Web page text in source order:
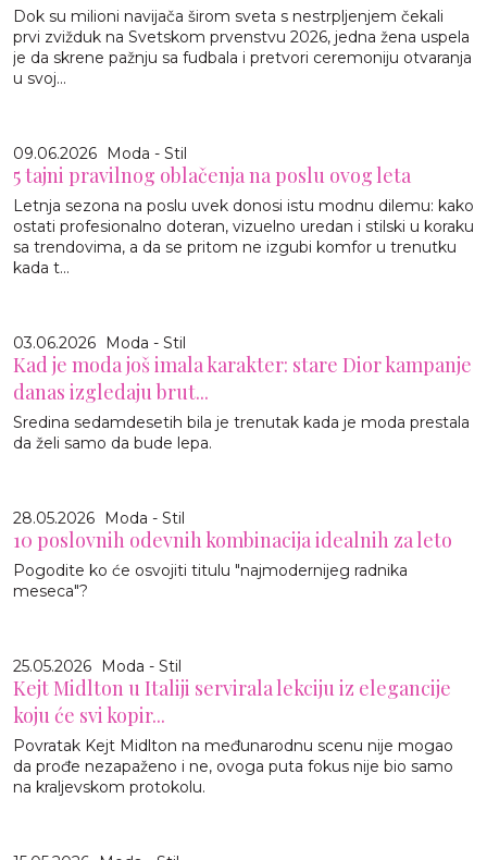
Dok su milioni navijača širom sveta s nestrpljenjem čekali
prvi zvižduk na Svetskom prvenstvu 2026, jedna žena uspela
je da skrene pažnju sa fudbala i pretvori ceremoniju otvaranja
u svoj...
09.06.2026 Moda - Stil
5 tajni pravilnog oblačenja na poslu ovog leta
Letnja sezona na poslu uvek donosi istu modnu dilemu: kako
ostati profesionalno doteran, vizuelno uredan i stilski u koraku
sa trendovima, a da se pritom ne izgubi komfor u trenutku
kada t...
03.06.2026 Moda - Stil
Kad je moda još imala karakter: stare Dior kampanje
danas izgledaju brut...
Sredina sedamdesetih bila je trenutak kada je moda prestala
da želi samo da bude lepa.
28.05.2026 Moda - Stil
10 poslovnih odevnih kombinacija idealnih za leto
Pogodite ko će osvojiti titulu "najmodernijeg radnika
meseca"?
25.05.2026 Moda - Stil
Kejt Midlton u Italiji servirala lekciju iz elegancije
koju će svi kopir...
Povratak Kejt Midlton na međunarodnu scenu nije mogao
da prođe nezapaženo i ne, ovoga puta fokus nije bio samo
na kraljevskom protokolu.